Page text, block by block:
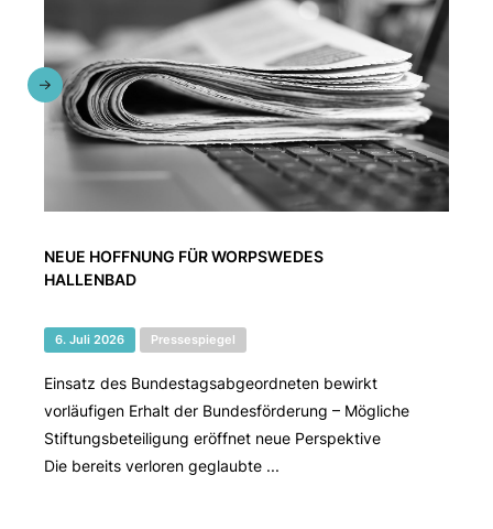
NEUE HOFFNUNG FÜR WORPSWEDES
HALLENBAD
6. Juli 2026 Pressespiegel
Einsatz des Bundestagsabgeordneten bewirkt
vorläufigen Erhalt der Bundesförderung – Mögliche
Stiftungsbeteiligung eröffnet neue Perspektive
Die bereits verloren geglaubte ...